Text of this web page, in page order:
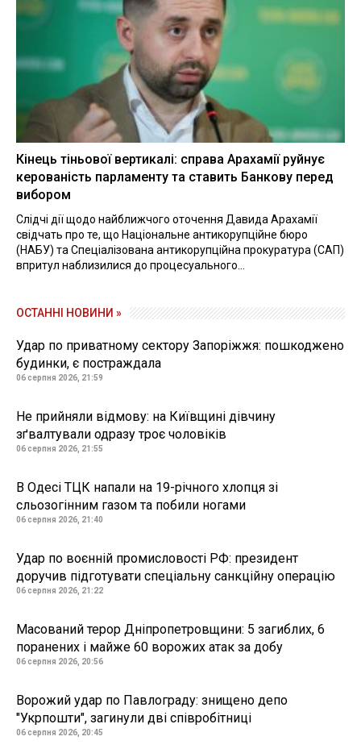
Кінець тіньової вертикалі: справа Арахамії руйнує
керованість парламенту та ставить Банкову перед
вибором
Слідчі дії щодо найближчого оточення Давида Арахамії
свідчать про те, що Національне антикорупційне бюро
(НАБУ) та Спеціалізована антикорупційна прокуратура (САП)
впритул наблизилися до процесуального...
ОСТАННІ НОВИНИ »
Удар по приватному сектору Запоріжжя: пошкоджено
будинки, є постраждала
06 серпня 2026, 21:59
Не прийняли відмову: на Київщині дівчину
зґвалтували одразу троє чоловіків
06 серпня 2026, 21:55
В Одесі ТЦК напали на 19-річного хлопця зі
сльозогінним газом та побили ногами
06 серпня 2026, 21:40
Удар по воєнній промисловості РФ: президент
доручив підготувати спеціальну санкційну операцію
06 серпня 2026, 21:22
Масований терор Дніпропетровщини: 5 загиблих, 6
поранених і майже 60 ворожих атак за добу
06 серпня 2026, 20:56
Ворожий удар по Павлограду: знищено депо
"Укрпошти", загинули дві співробітниці
06 серпня 2026, 20:45